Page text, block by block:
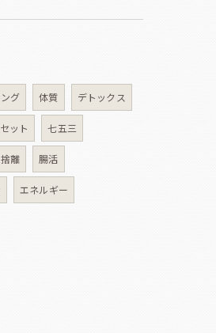
グ 体質 デトックス
ット 七五三
離 腸活
エネルギー